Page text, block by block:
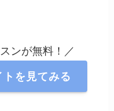
ンが無料！／
を見てみる